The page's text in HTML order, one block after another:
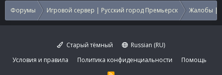
Форумы Игровой сервер | Русский город Премьерск Жалобы |
Старый тёмный
Russian (RU)
Условия и правила
Политика конфиденциальности Помощь